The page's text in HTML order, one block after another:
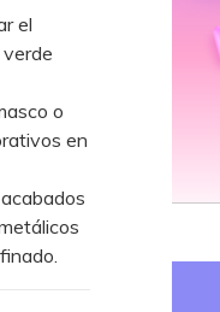
el
o
en